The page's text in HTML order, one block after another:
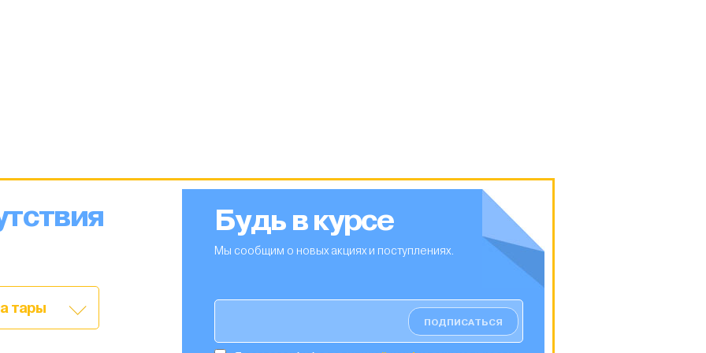
тары
Будь в курсе
Мы сообщим о новых акциях и поступлениях.
ПОДПИСАТЬСЯ